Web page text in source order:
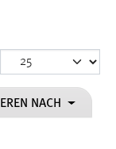
NACH
Einverständnis-